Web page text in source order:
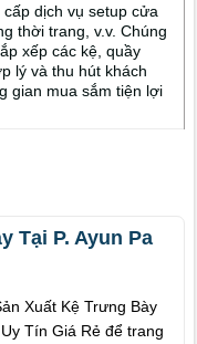
cấp dịch vụ setup cửa
thời trang, v.v. Chúng
xếp các kệ, quầy
lý và thu hút khách
gian mua sắm tiện lợi
Tại P. Ayun Pa
Xuất Kệ Trưng Bày
Tín Giá Rẻ để trang